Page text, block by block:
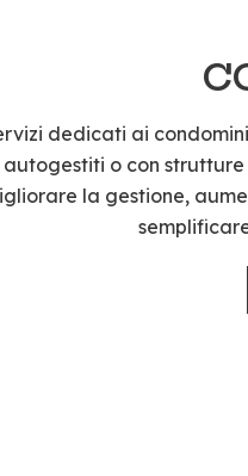
dedicati ai
autogestiti o con
la gestione,